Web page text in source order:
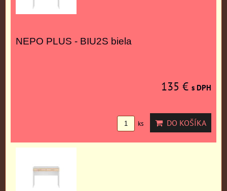
NEPO PLUS - BIU2S biela
135 € s DPH
ks DO KOŠÍKA